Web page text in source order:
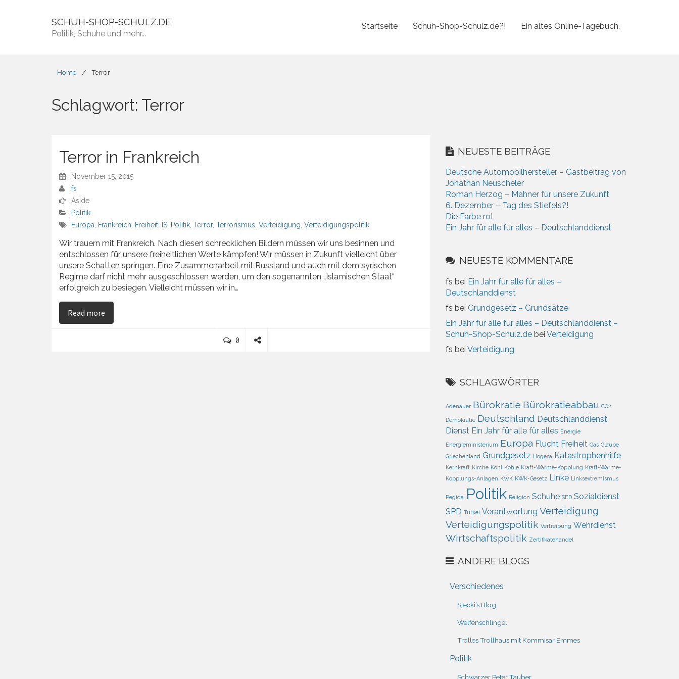
Startseite Schuh-Shop-Schulz.de?! Ein altes Online-Tagebuch.
SCHUH-SHOP-SCHULZ.DE
Politik, Schuhe und mehr...
Home / Terror
Schlagwort: Terror
Terror in Frankreich
November 15, 2015
fs
Aside
Politik
Europa
Frankreich Freiheit IS Politik Terror, Terrorismus Verteidigung Verteidigungspolitik
Wir trauern mit Frankreich. Nach diesen schrecklichen Bildern müssen wir uns besinnen und
entschlossen für unsere freiheitlichen Werte kämpfen! Wir müssen in Zukunft vielleicht über
unsere Schatten springen. Eine Zusammenarbeit mit Russland und auch mit dem syrischen
Regime darf nicht mehr ausgeschlossen werden, um den sogenannten „Islamischen Staat“
erfolgreich zu besiegen. Vielleicht müssen wir in…
Read more
0C
NEUESTE BEITRÄGE
Deutsche Automobilhersteller – Gastbeitrag von
Jonathan Neuscheler
Roman Herzog – Mahner für unsere Zukunft
6. Dezember – Tag des Stiefels?!
Die Farbe rot
Ein Jahr für alle für alles – Deutschlanddienst
NEUESTE KOMMENTARE
fs bei Ein Jahr für alle für alles –
Deutschlanddienst
fs bei Grundgesetz – Grundsätze
Ein Jahr für alle für alles – Deutschlanddienst –
Schuh-Shop-Schulz.de bei Verteidigung
fs bei Verteidigung
SCHLAGWÖRTER
Adenauer Bürokratie Bürokratieabbau CO2
Demokratie Deutschland Deutschlanddienst
Dienst Ein Jahr für alle für alles Energie
Energieministerium Europa Flucht Freiheit Gas Glaube
Griechenland Grundgesetz Hogesa Katastrophenhilfe
Kernkraft Kirche Kohl Kohle Kraft-Wärme-Kopplung Kraft-Wärme-
Kopplungs-Anlagen KWK KWK-Gesetz Linke Linksextremismus
Pegida Politik Religion Schuhe SED Sozialdienst
SPD Türkei Verantwortung Verteidigung
Verteidigungspolitik Vertreibung Wehrdienst
Wirtschaftspolitik Zertifikatehandel
ANDERE BLOGS
Verschiedenes
Stecki’s Blog
Welfenschlingel
Trölles Trollhaus mit Kommisar Emmes
Politik
Schwarzer Peter Tauber